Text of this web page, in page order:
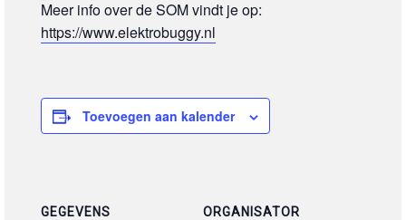
Meer info over de SOM vindt je op:
https://www.elektrobuggy.nl
Toevoegen aan kalender
GEGEVENS ORGANISATOR